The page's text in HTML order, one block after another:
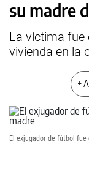
su madre
La víctima fue
vivienda en la
+
El exjugador de fútbol